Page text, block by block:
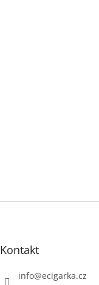
Kontakt
info@ecigarka.cz